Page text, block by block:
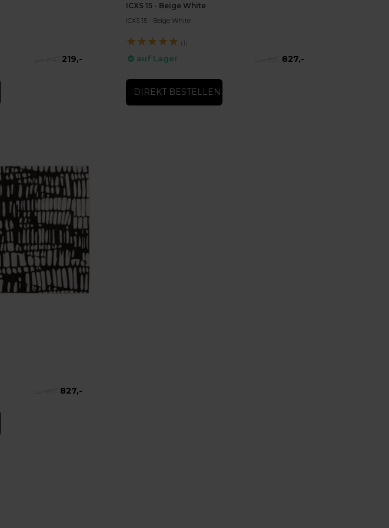
219,-
ICXS 15 - Beige White
ICXS 15 - Beige White
★★★★★ (1)
auf Lager 827,-
DIREKT BESTELLEN
827,-